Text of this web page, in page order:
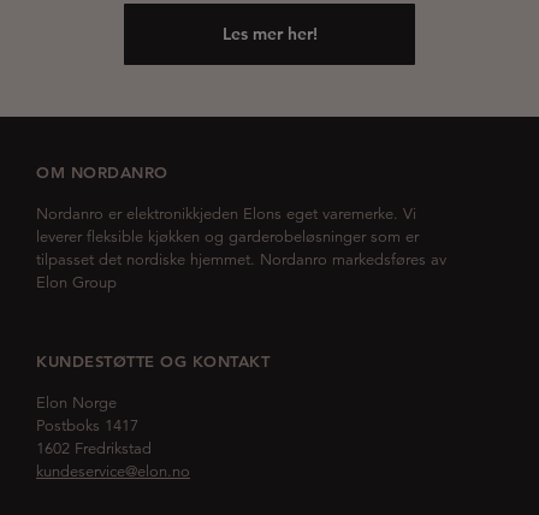
Les mer her!
OM NORDANRO
Nordanro er elektronikkjeden Elons eget varemerke. Vi
leverer fleksible kjøkken og garderobeløsninger som er
tilpasset det nordiske hjemmet. Nordanro markedsføres av
Elon Group
KUNDESTØTTE OG KONTAKT
Elon Norge
Postboks 1417
1602 Fredrikstad
kundeservice@elon.no